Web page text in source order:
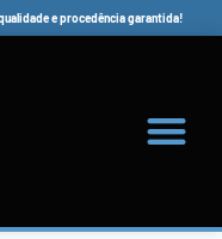
e procedência garantida!